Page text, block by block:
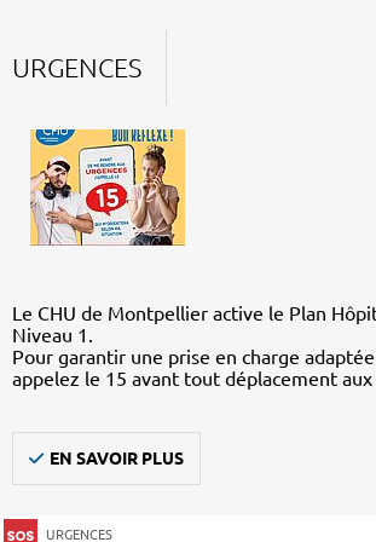
URGENCES
Le CHU de Montpellier active le Plan
Niveau 1.
Pour garantir une prise en charge adaptée
appelez le 15 avant tout déplacement aux
EN SAVOIR PLUS
URGENCES